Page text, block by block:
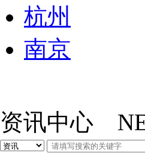
杭州
南京
资讯中心